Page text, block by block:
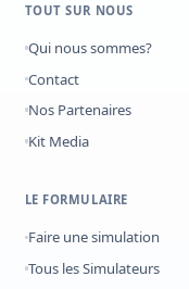
TOUT SUR NOUS
Qui nous sommes?
Contact
Nos Partenaires
Kit Media
LE FORMULAIRE
Faire une simulation
Tous les Simulateurs